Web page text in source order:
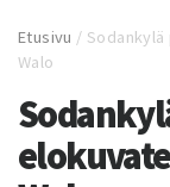
Etusivu /
Walo